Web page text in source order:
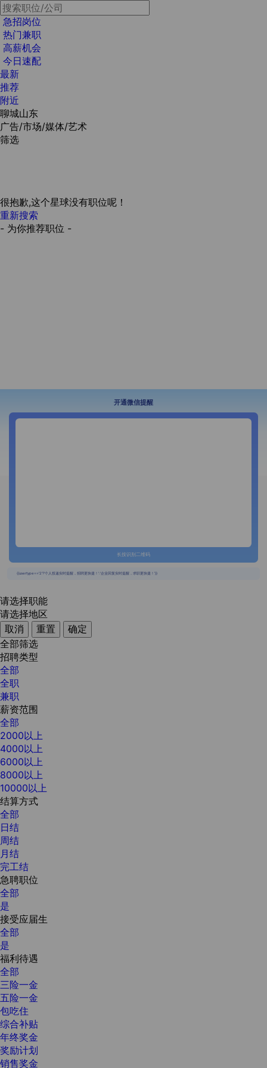
急招岗位
热门兼职
高薪机会
今日速配
最新
推荐
附近
聊城山东
广告/市场/媒体/艺术
筛选
很抱歉,这个星球没有职位呢！
重新搜索
- 为你推荐职位 -
开通微信提醒
长按识别二维码
{{usertype=='2'?'个人投递实时提醒，招聘更快捷！':'企业回复实时提醒，求职更快捷！'}}
请选择职能
请选择地区
取消
重置
确定
全部筛选
招聘类型
全部
全职
兼职
薪资范围
全部
2000以上
4000以上
6000以上
8000以上
10000以上
结算方式
全部
日结
周结
月结
完工结
急聘职位
全部
是
接受应届生
全部
是
福利待遇
全部
三险一金
五险一金
包吃住
综合补贴
年终奖金
奖励计划
销售奖金